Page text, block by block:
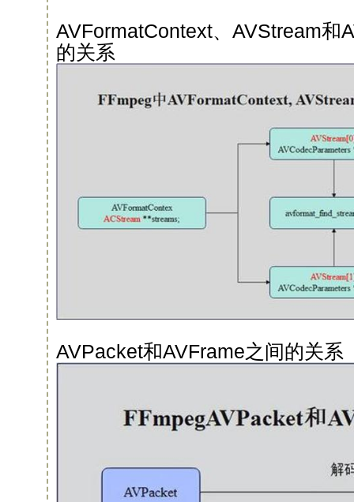
AVFormatContext、AVStream和
的关系
AVPacket和AVFrame之间的关系